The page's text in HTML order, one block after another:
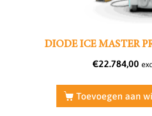
DIODE ICE MASTER
€22.784,00
Toevoegen aan